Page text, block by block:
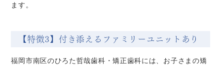
ます。
【特徴3】付き添えるファミリーユニットあり
福岡市南区のひろた哲哉歯科・矯正歯科には、お子さまの矯